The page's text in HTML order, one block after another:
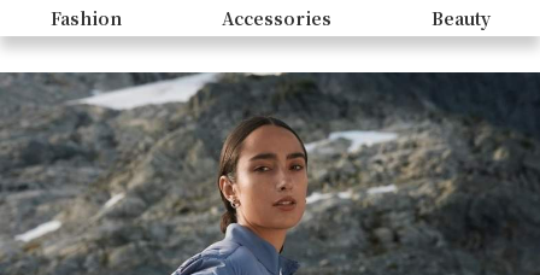
Fashion Accessories Beauty